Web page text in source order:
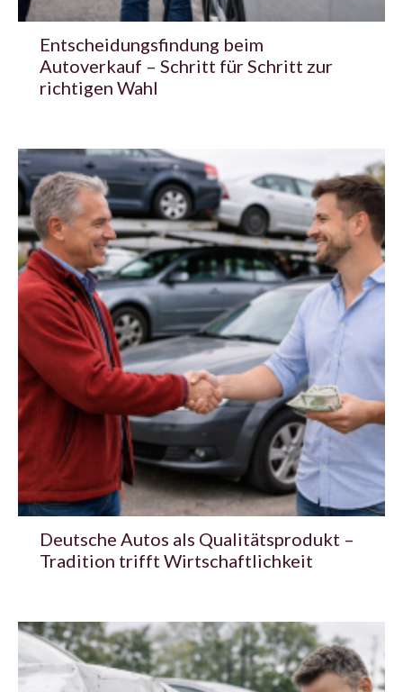
Entscheidungsfindung beim
Autoverkauf – Schritt für Schritt zur
richtigen Wahl
Deutsche Autos als Qualitätsprodukt –
Tradition trifft Wirtschaftlichkeit